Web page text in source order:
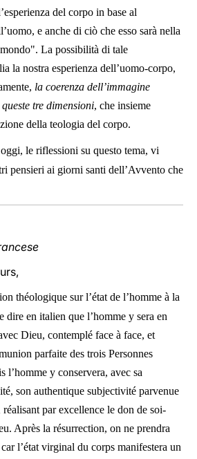
del corpo in base al
e anche di ciò che esso sarà nella
La possibilità di tale
la nostra esperienza dell’uomo-corpo,
la coerenza dell’immagine
tre dimensioni, che insieme
della teologia del corpo.
le riflessioni su questo tema, vi
pensieri ai giorni santi dell’Avvento che
théologique sur l’état de l’homme à la
dire en italien que l’homme y sera en
Dieu, contemplé face à face, et
parfaite des trois Personnes
l’homme y conservera, avec sa
son authentique subjectivité parvenue
par excellence le don de soi-
Après la résurrection, on ne prendra
l’état virginal du corps manifestera un